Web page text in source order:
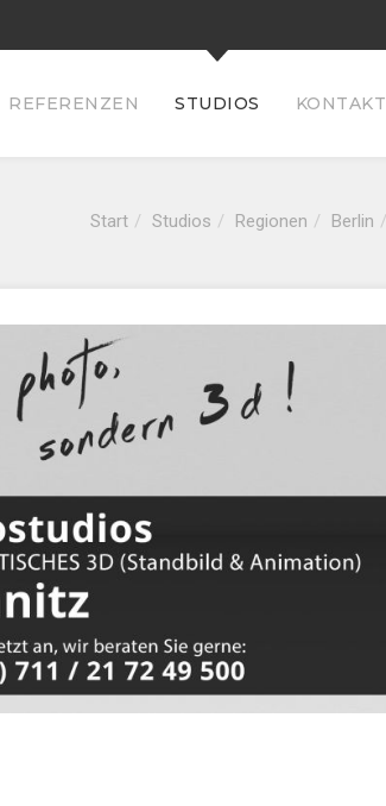
REFERENZEN STUDIOS KONTAKT
Start Studios Regionen Berlin